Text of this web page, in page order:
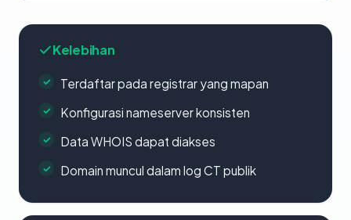
Kelebihan
Terdaftar pada registrar yang mapan
Konfigurasi nameserver konsisten
Data WHOIS dapat diakses
Domain muncul dalam log CT publik